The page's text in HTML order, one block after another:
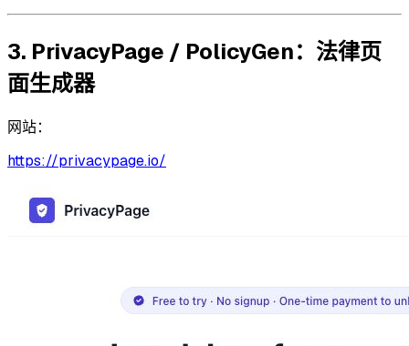
3. PrivacyPage / PolicyGen：法律页
面生成器
网站：
https://privacypage.io/